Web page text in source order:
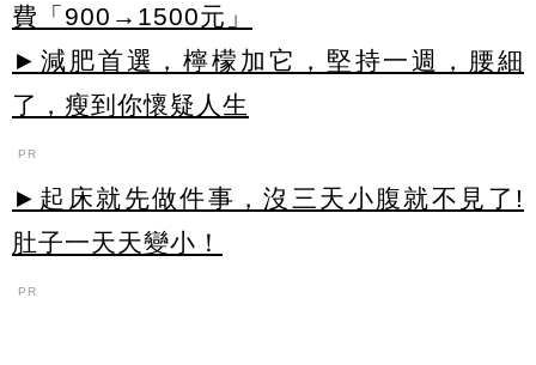
費「900→1500元」
►減肥首選，檸檬加它，堅持一週，腰細
了，瘦到你懷疑人生
PR
►起床就先做件事，沒三天小腹就不見了!
肚子一天天變小！
PR